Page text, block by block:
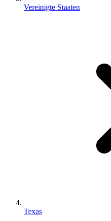
Vereinigte Staaten
Texas